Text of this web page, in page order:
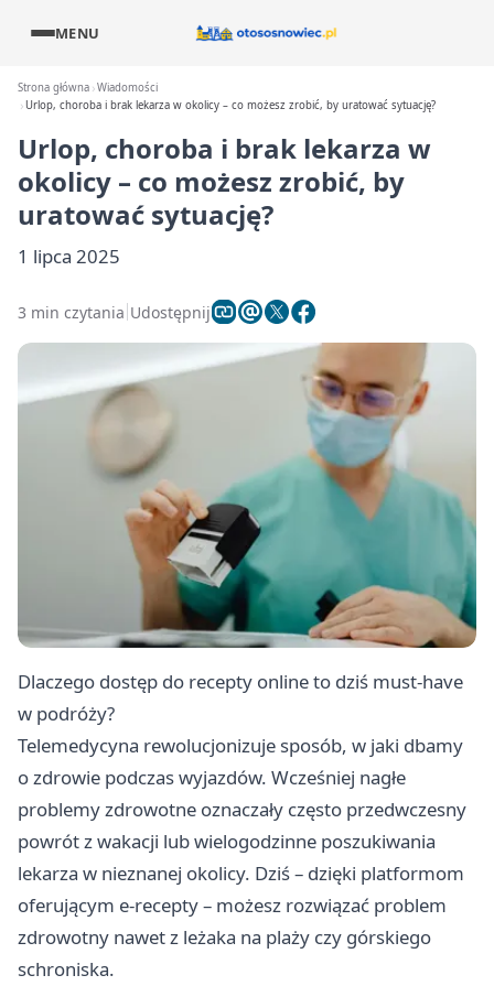
MENU
Strona główna Wiadomości
Urlop, choroba i brak lekarza w okolicy – co możesz zrobić, by uratować sytuację?
Urlop, choroba i brak lekarza w
okolicy – co możesz zrobić, by
uratować sytuację?
1 lipca 2025
3 min czytania Udostępnij
Dlaczego dostęp do recepty online to dziś must-have
w podróży?
Telemedycyna rewolucjonizuje sposób, w jaki dbamy
o zdrowie podczas wyjazdów. Wcześniej nagłe
problemy zdrowotne oznaczały często przedwczesny
powrót z wakacji lub wielogodzinne poszukiwania
lekarza w nieznanej okolicy. Dziś – dzięki platformom
oferującym e-recepty – możesz rozwiązać problem
zdrowotny nawet z leżaka na plaży czy górskiego
schroniska.